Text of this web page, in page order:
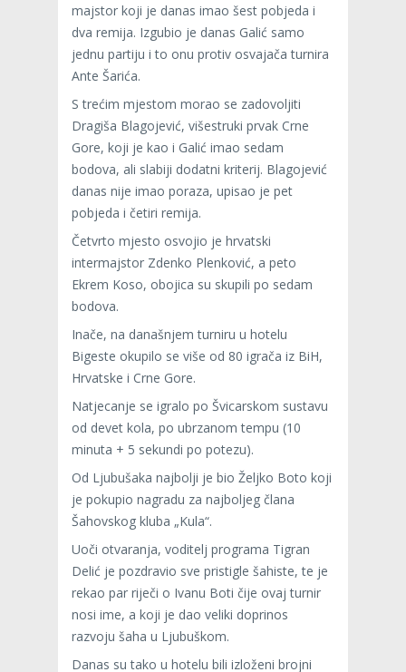
majstor koji je danas imao šest pobjeda i
dva remija. Izgubio je danas Galić samo
jednu partiju i to onu protiv osvajača turnira
Ante Šarića.
S trećim mjestom morao se zadovoljiti
Dragiša Blagojević, višestruki prvak Crne
Gore, koji je kao i Galić imao sedam
bodova, ali slabiji dodatni kriterij. Blagojević
danas nije imao poraza, upisao je pet
pobjeda i četiri remija.
Četvrto mjesto osvojio je hrvatski
intermajstor Zdenko Plenković, a peto
Ekrem Koso, obojica su skupili po sedam
bodova.
Inače, na današnjem turniru u hotelu
Bigeste okupilo se više od 80 igrača iz BiH,
Hrvatske i Crne Gore.
Natjecanje se igralo po Švicarskom sustavu
od devet kola, po ubrzanom tempu (10
minuta + 5 sekundi po potezu).
Od Ljubušaka najbolji je bio Željko Boto koji
je pokupio nagradu za najboljeg člana
Šahovskog kluba „Kula“.
Uoči otvaranja, voditelj programa Tigran
Delić je pozdravio sve pristigle šahiste, te je
rekao par riječi o Ivanu Boti čije ovaj turnir
nosi ime, a koji je dao veliki doprinos
razvoju šaha u Ljubuškom.
Danas su tako u hotelu bili izloženi brojni